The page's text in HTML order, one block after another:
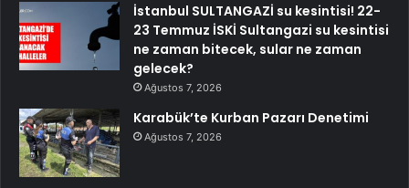
İstanbul SULTANGAZİ su kesintisi! 22-
23 Temmuz İSKİ Sultangazi su kesintisi
ne zaman bitecek, sular ne zaman
gelecek?
Ağustos 7, 2026
Karabük’te Kurban Pazarı Denetimi
Ağustos 7, 2026